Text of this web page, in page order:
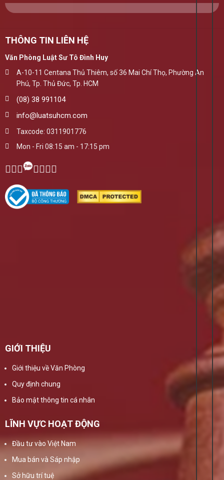
THÔNG TIN LIÊN HỆ
Văn Phòng Luật Sư Tô Đình Huy
A-10-11 Centana Thủ Thiêm, số 36 Mai Chí Thọ, Phường An
Phú, Tp. Thủ Đức, Tp. HCM
(08) 38 991104
info@luatsuhcm.com
Taxcode: 0311901776
Mon - Fri 08:15 am - 17:15 pm
GIỚI THIỆU
Giới thiệu về Văn Phòng
Quy định chung
Bảo mật thông tin cá nhân
LĨNH VỰC HOẠT ĐỘNG
Đầu tư vào Việt Nam
Mua bán và Sáp nhập
Sở hữu trí tuệ